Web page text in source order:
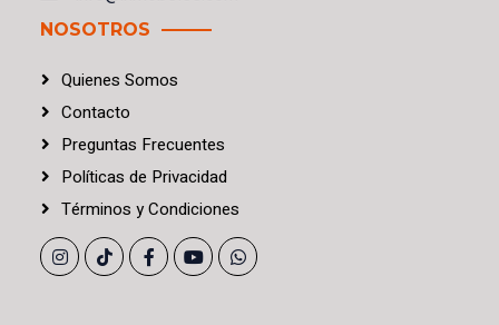
NOSOTROS
Quienes Somos
Contacto
Preguntas Frecuentes
Políticas de Privacidad
Términos yCondiciones